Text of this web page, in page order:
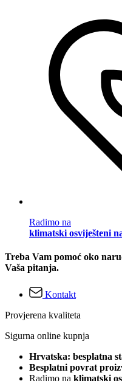
Radimo na
klimatski osviješteni
Treba Vam pomoć oko
Vaša pitanja.
Kontakt
Provjerena kvaliteta
Sigurna online kupnja
Hrvatska: besplatna
Besplatni povrat
Radimo na klimatski